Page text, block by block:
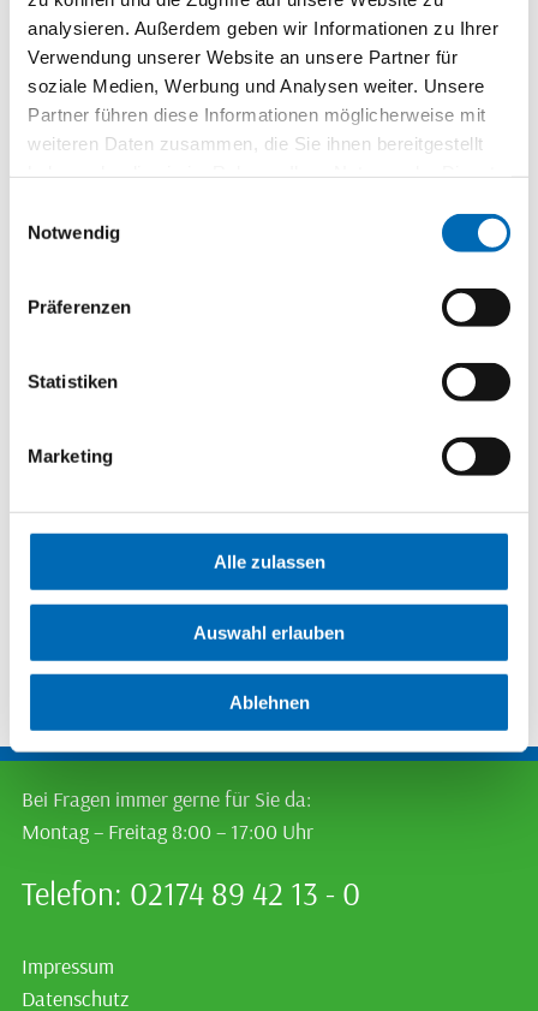
analysieren. Außerdem geben wir Informationen zu Ihrer
Verwendung unserer Website an unsere Partner für
soziale Medien, Werbung und Analysen weiter. Unsere
Partner führen diese Informationen möglicherweise mit
weiteren Daten zusammen, die Sie ihnen bereitgestellt
Notwendig
Präferenzen
Statistiken
Marketing
Alle zulassen
Auswahl erlauben
Ablehnen
Einhaltung der Hygiene und Geschmack des
Der Betrieb Uwe Nickut Catering &
Schulverpflegung aus Burscheid wurde nun mit dem
Gütesiegel ausgezeichnet, das die Hochschule
gesamten Auswertungsprozess. Geprüft werden
der Geschmack des Essens und der
Ein Artikel des Bergischen Volksboten. Von Tim
Attenberger.
Artikel lesen
Bei Fragen immer gerne für Sie da:
Montag – Freitag 8:00 – 17:00 Uhr
Telefon: 02174 89 42 13 - 0
Impressum
Datenschutz